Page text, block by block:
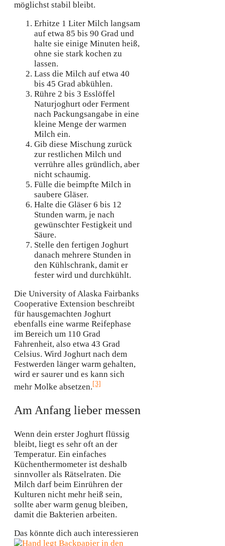
möglichst stabil bleibt.
Erhitze 1 Liter Milch langsam
auf etwa 85 bis 90 Grad und
halte sie einige Minuten heiß,
ohne sie stark kochen zu
lassen.
Lass die Milch auf etwa 40
bis 45 Grad abkühlen.
Rühre 2 bis 3 Esslöffel
Naturjoghurt oder Ferment
nach Packungsangabe in eine
kleine Menge der warmen
Milch ein.
Gib diese Mischung zurück
zur restlichen Milch und
verrühre alles gründlich, aber
nicht schaumig.
Fülle die beimpfte Milch in
saubere Gläser.
Halte die Gläser 6 bis 12
Stunden warm, je nach
gewünschter Festigkeit und
Säure.
Stelle den fertigen Joghurt
danach mehrere Stunden in
den Kühlschrank, damit er
fester wird und durchkühlt.
Die University of Alaska Fairbanks
Cooperative Extension beschreibt
für hausgemachten Joghurt
ebenfalls eine warme Reifephase
im Bereich um 110 Grad
Fahrenheit, also etwa 43 Grad
Celsius. Wird Joghurt nach dem
Festwerden länger warm gehalten,
wird er saurer und es kann sich
mehr Molke absetzen.[3]
Am Anfang lieber messen
Wenn dein erster Joghurt flüssig
bleibt, liegt es sehr oft an der
Temperatur. Ein einfaches
Küchenthermometer ist deshalb
sinnvoller als Rätselraten. Die
Milch darf beim Einrühren der
Kulturen nicht mehr heiß sein,
sollte aber warm genug bleiben,
damit die Bakterien arbeiten.
Das könnte dich auch interessieren